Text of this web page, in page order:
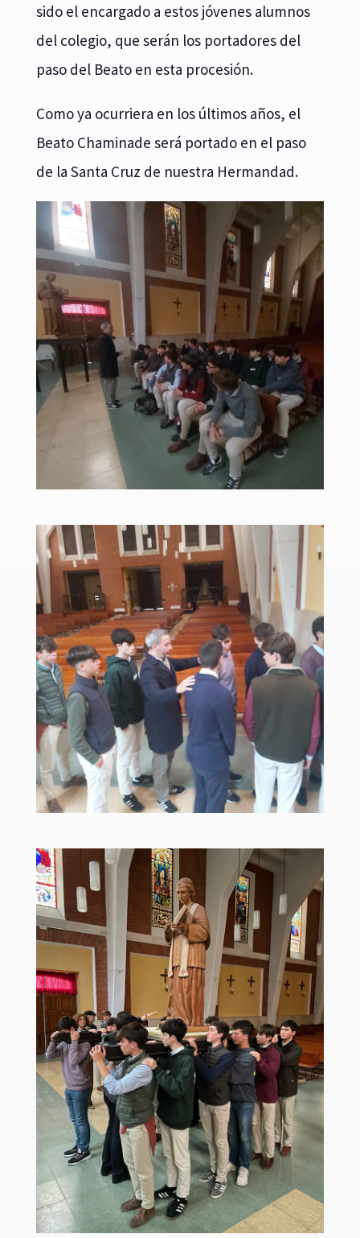
sido el encargado a estos jóvenes alumnos
del colegio, que serán los portadores del
paso del Beato en esta procesión.
Como ya ocurriera en los últimos años, el
Beato Chaminade será portado en el paso
de la Santa Cruz de nuestra Hermandad.